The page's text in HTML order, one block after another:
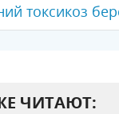
токсикоз
ЧИТАЮТ: